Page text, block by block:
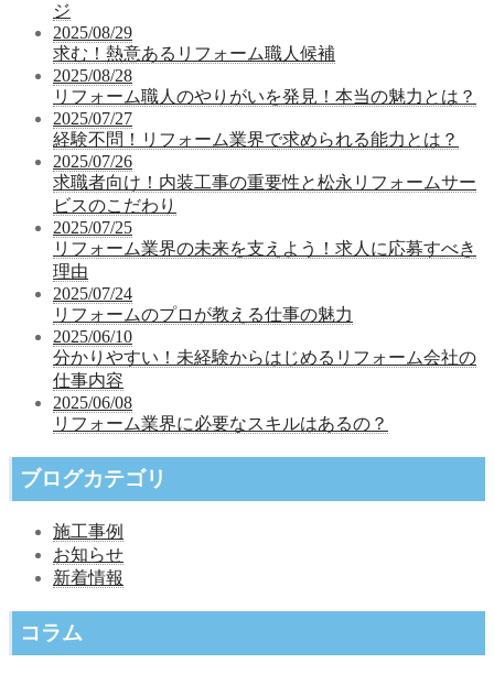
ジ
2025/08/29
求む！熱意あるリフォーム職人候補
2025/08/28
リフォーム職人のやりがいを発見！本当の魅力とは？
2025/07/27
経験不問！リフォーム業界で求められる能力とは？
2025/07/26
求職者向け！内装工事の重要性と松永リフォームサー
ビスのこだわり
2025/07/25
リフォーム業界の未来を支えよう！求人に応募すべき
理由
2025/07/24
リフォームのプロが教える仕事の魅力
2025/06/10
分かりやすい！未経験からはじめるリフォーム会社の
仕事内容
2025/06/08
リフォーム業界に必要なスキルはあるの？
ブログカテゴリ
施工事例
お知らせ
新着情報
コラム